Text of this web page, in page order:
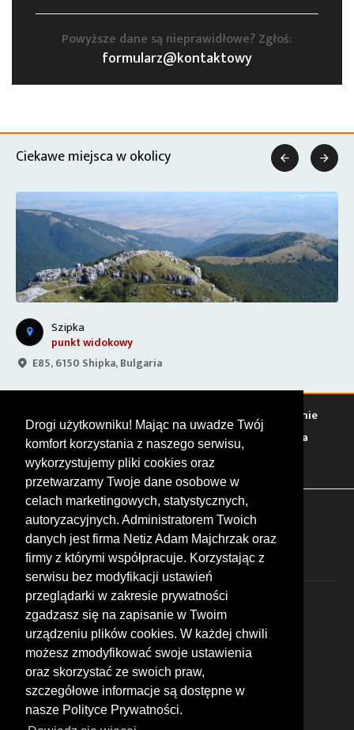
Drogi użytkowniku! Mając na uwadze Twój
komfort korzystania z naszego serwisu,
wykorzystujemy pliki cookies oraz
przetwarzamy Twoje dane osobowe w
celach marketingowych, statystycznych,
autoryzacyjnych. Administratorem Twoich
danych jest firma Netiz Adam Majchrzak oraz
firmy z którymi współpracuje. Korzystając z
serwisu bez modyfikacji ustawień
przeglądarki w zakresie prywatności
zgadzasz się na zapisanie w Twoim
urządzeniu plików cookies. W każdej chwili
możesz zmodyfikować swoje ustawienia
oraz skorzystać ze swoich praw,
szczegółowe informacje są dostępne w
nasze Polityce Prywatności.
Powyższe dane są nieprawidłowe? Zgłoś:
formularz@kontaktowy
Ciekawe miejsca w okolicy
Szipka
punkt widokowy
E85, 6150 Shipka, Bulgaria
 
Warto zobaczyć Serwisy Stacje paliw
Jedzenie
Bary Zakwaterowanie Tory Zloty Rajdy
Spotkania
Targi Giełdy Szkolenia
FOLLOW US
© 2026 by MotoWhizzer.com
All rights reserved.
KONTAKT
ul. Chopina 16, I piętro